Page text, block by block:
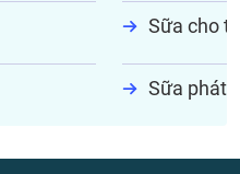
Sữa cho
Sữa phát